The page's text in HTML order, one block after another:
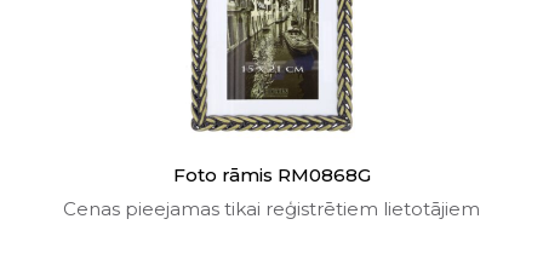
Foto rāmis RM0868G
Cenas pieejamas tikai reģistrētiem lietotājiem